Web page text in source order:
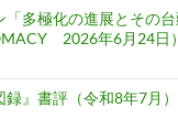
多極化の進展とその
2026年6月24日）
』書評（令和8年7月）